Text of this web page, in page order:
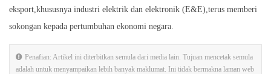
eksport,khususnya industri elektrik dan elektronik (E&E),terus memberi
sokongan kepada pertumbuhan ekonomi negara.
Penafian: Artikel ini diterbitkan semula dari media lain. Tujuan mencetak semula
adalah untuk menyampaikan lebih banyak maklumat. Ini tidak bermakna laman web